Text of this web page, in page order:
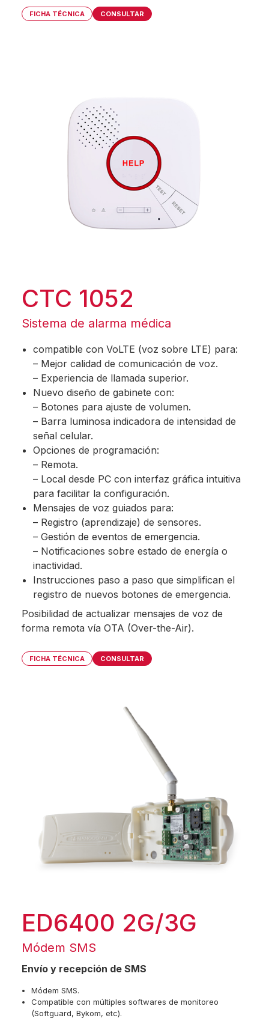
FICHA TÉCNICA CONSULTAR
CTC 1052
Sistema de alarma médica
compatible con VoLTE (voz sobre LTE) para:
– Mejor calidad de comunicación de voz.
– Experiencia de llamada superior.
Nuevo diseño de gabinete con:
– Botones para ajuste de volumen.
– Barra luminosa indicadora de intensidad de
señal celular.
Opciones de programación:
– Remota.
– Local desde PC con interfaz gráfica intuitiva
para facilitar la configuración.
Mensajes de voz guiados para:
– Registro (aprendizaje) de sensores.
– Gestión de eventos de emergencia.
– Notificaciones sobre estado de energía o
inactividad.
Instrucciones paso a paso que simplifican el
registro de nuevos botones de emergencia.
Posibilidad de actualizar mensajes de voz de
forma remota vía OTA (Over-the-Air).
FICHA TÉCNICA CONSULTAR
ED6400 2G/3G
Módem SMS
Envío y recepción de SMS
Módem SMS.
Compatible con múltiples softwares de monitoreo
(Softguard, Bykom, etc).